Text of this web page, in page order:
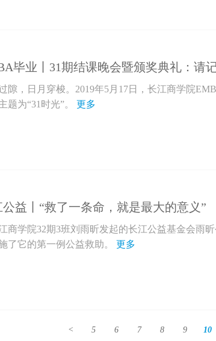
毕业丨31期结课晚会暨颁奖典礼：请
隙，日月穿梭。2019年5月17日，长江商学院
题为“31时光”。
更多
公益丨“救了一条命，就是最大的意义”
商学院32期3班刘雨昕发起的长江公益基金会雨
了它的第一例公益救助。
更多
< 5 6 7 8 9 10